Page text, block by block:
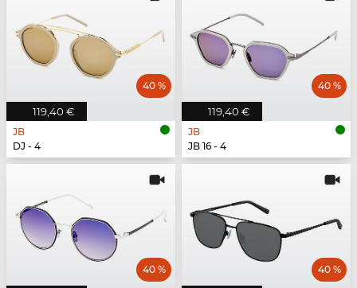
119,40 €
40 %
JB
DJ - 4
119,40 €
40 %
JB
JB 16 - 4
40 % 40 %